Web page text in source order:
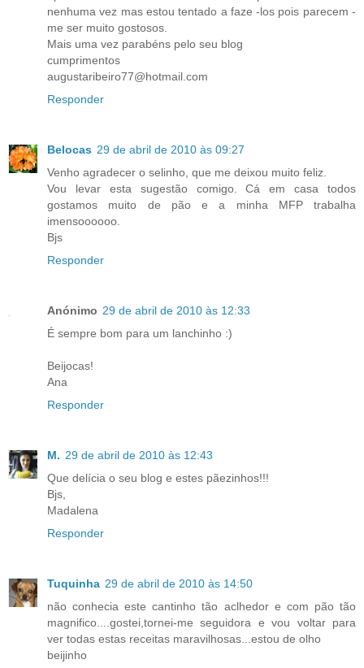
nenhuma vez mas estou tentado a faze -los pois parecem -
me ser muito gostosos.
Mais uma vez parabéns pelo seu blog
cumprimentos
augustaribeiro77@hotmail.com
Responder
Belocas 29 de abril de 2010 às 09:27
Venho agradecer o selinho, que me deixou muito feliz.
Vou levar esta sugestão comigo. Cá em casa todos
gostamos muito de pão e a minha MFP trabalha
imensoooooo.
Bjs
Responder
Anónimo 29 de abril de 2010 às 12:33
É sempre bom para um lanchinho :)
Beijocas!
Ana
Responder
M. 29 de abril de 2010 às 12:43
Que delícia o seu blog e estes pãezinhos!!!
Bjs,
Madalena
Responder
Tuquinha 29 de abril de 2010 às 14:50
não conhecia este cantinho tão aclhedor e com pão tão
magnifico....gostei,tornei-me seguidora e vou voltar para
ver todas estas receitas maravilhosas...estou de olho
beijinho